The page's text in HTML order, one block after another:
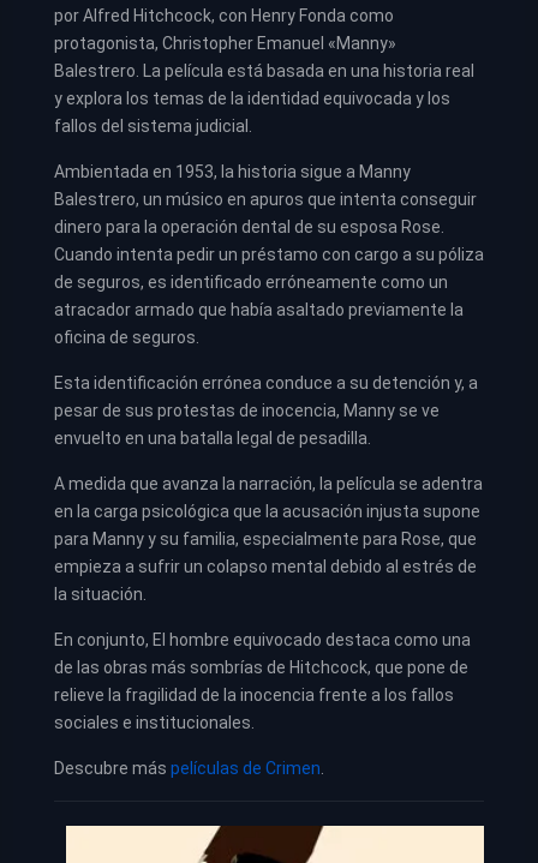
por Alfred Hitchcock, con Henry Fonda como
protagonista, Christopher Emanuel «Manny»
Balestrero. La película está basada en una historia real
y explora los temas de la identidad equivocada y los
fallos del sistema judicial.
Ambientada en 1953, la historia sigue a Manny
Balestrero, un músico en apuros que intenta conseguir
dinero para la operación dental de su esposa Rose.
Cuando intenta pedir un préstamo con cargo a su póliza
de seguros, es identificado erróneamente como un
atracador armado que había asaltado previamente la
oficina de seguros.
Esta identificación errónea conduce a su detención y, a
pesar de sus protestas de inocencia, Manny se ve
envuelto en una batalla legal de pesadilla.
A medida que avanza la narración, la película se adentra
en la carga psicológica que la acusación injusta supone
para Manny y su familia, especialmente para Rose, que
empieza a sufrir un colapso mental debido al estrés de
la situación.
En conjunto, El hombre equivocado destaca como una
de las obras más sombrías de Hitchcock, que pone de
relieve la fragilidad de la inocencia frente a los fallos
sociales e institucionales.
Descubre más películas de Crimen.